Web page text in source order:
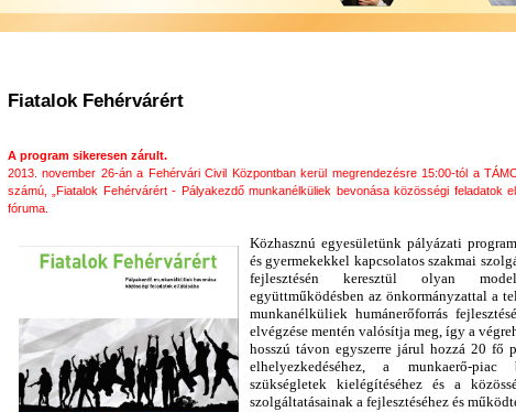
Fiatalok Fehérvárért
A program sikeresen zárult.
2013. november 26-án a Fehérvári Civil Központban kerül megrendezésre 15:00-tól a
számú, „Fiatalok Fehérvárért - Pályakezdő munkanélküliek bevonása közösségi feladatok
fóruma.
Közhasznú egyesületünk pályázati
és gyermekekkel kapcsolatos szakmai
fejlesztésén keresztül olyan
együttműködésben az önkormányzattal a
munkanélküliek humánerőforrás
elvégzése mentén valósítja meg, így a
hosszú távon egyszerre járul hozzá 20 fő
elhelyezkedéséhez, a munkaerő-
szükségletek kielégítéséhez és a
szolgáltatásainak a fejlesztéséhez és